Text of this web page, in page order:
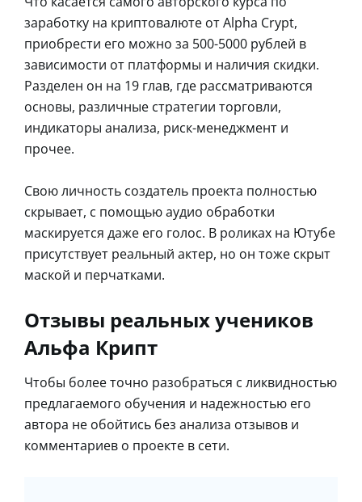
заработку на криптовалюте от Alpha Crypt,
приобрести его можно за 500-5000 рублей в
зависимости от платформы и наличия скидки.
Разделен он на 19 глав, где рассматриваются
основы, различные стратегии торговли,
индикаторы анализа, риск-менеджмент и
прочее.
Свою личность создатель проекта полностью
скрывает, с помощью аудио обработки
маскируется даже его голос. В роликах на Ютубе
присутствует реальный актер, но он тоже скрыт
маской и перчатками.
Отзывы реальных учеников
Альфа Крипт
Чтобы более точно разобраться с ликвидностью
предлагаемого обучения и надежностью его
автора не обойтись без анализа отзывов и
комментариев о проекте в сети.